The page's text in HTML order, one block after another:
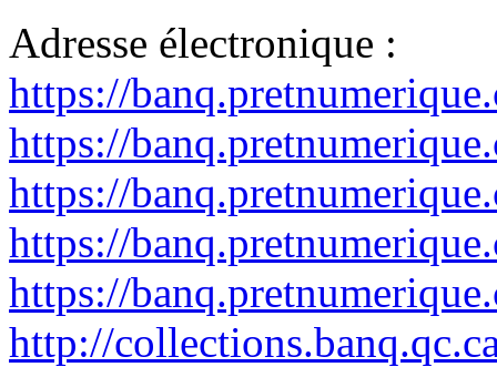
Adresse électronique :
https://
https://
https://
https://
https://
http://